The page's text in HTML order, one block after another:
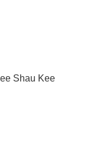
Shau Kee